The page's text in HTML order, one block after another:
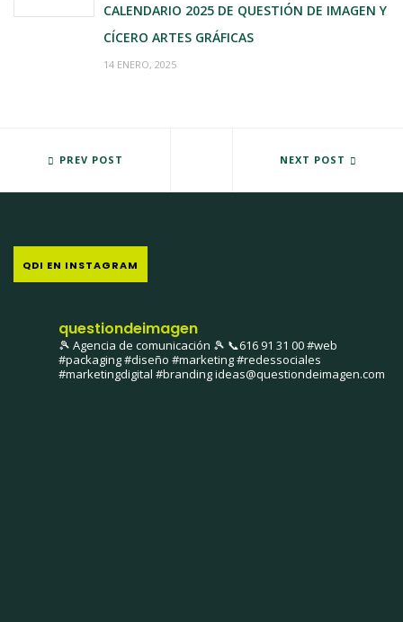
CALENDARIO 2025 DE QUESTIÓN DE IMAGEN Y
CÍCERO ARTES GRÁFICAS
14 ENERO, 2025
PREV POST
POR VOSOTROS!!! NEXT POST
EN QUESTIÓN DE IMAGEN Y
QDI EN INSTAGRAM
questiondeimagen
🎾 Agencia de comunicación 🎾 📞616 91 31 00#web
#packaging #diseño #marketing #redessociales
#marketingdigital #brandingideas@questiondeimagen.com